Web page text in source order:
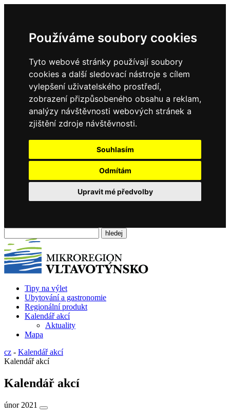
Používáme soubory cookies
Tyto webové stránky používají soubory
cookies a další sledovací nástroje s cílem
vylepšení uživatelského prostředí,
zobrazení přizpůsobeného obsahu a reklam,
analýzy návštěvnosti webových stránek a
zjištění zdroje návštěvnosti.
Souhlasím
Odmítám
Upravit mé předvolby
Tipy na výlet
Ubytování a gastronomie
Regionální produkt
Kalendář akcí
Aktuality
Mapa
cz - Kalendář akcí
Kalendář akcí
Kalendář akcí
únor 2021